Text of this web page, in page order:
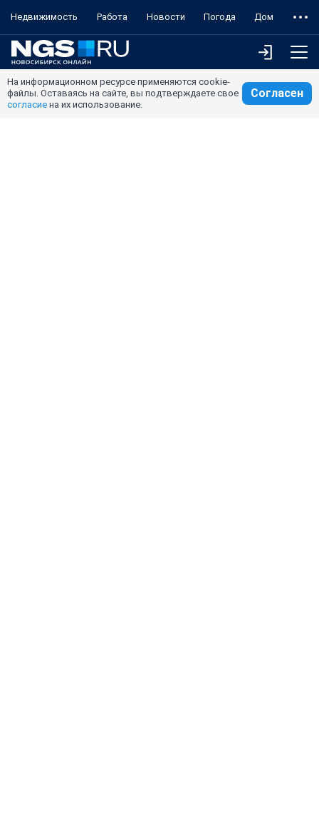
Недвижимость Работа Новости Погода Дом
На информационном ресурсе применяются cookie-
файлы. Оставаясь на сайте, вы подтверждаете свое
согласие на их использование.
Согласен